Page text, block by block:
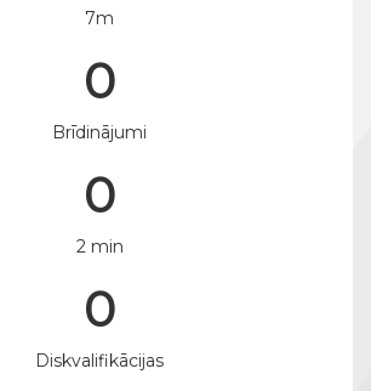
7m
0
Brīdinājumi
0
2 min
0
Diskvalifikācijas